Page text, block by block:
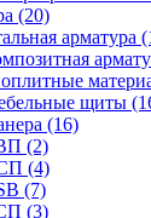
(20)
арматура
щиты
(16)
(2)
(4)
(7)
(3)